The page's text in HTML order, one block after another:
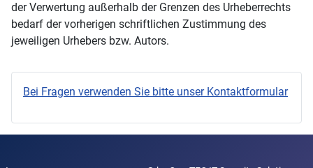
der Verwertung außerhalb der Grenzen des Urheberrechts
bedarf der vorherigen schriftlichen Zustimmung des
jeweiligen Urhebers bzw. Autors.
Bei Fragen verwenden Sie bitte unser Kontaktformular